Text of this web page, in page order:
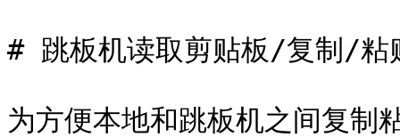
# 跳板机读取剪贴板/复制/粘
为方便本地和跳板机之间复制